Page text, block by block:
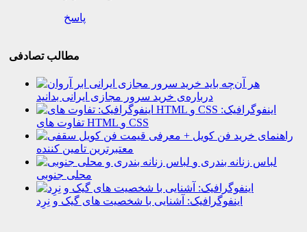
پاسخ
مطالب تصادفی
هر آن‌چه باید
درباره‌ی خرید سرور مجازی ایرانی بدانید
اینفوگرافیک:
تفاوت های HTML و CSS
راهنمای خرید فن کویل + معرفی
معتبرترین تامین کننده
لباس زنانه بندری و
محلی جنوبی
اینفوگرافیک: آشنایی با شخصیت های گیک و نِرِد